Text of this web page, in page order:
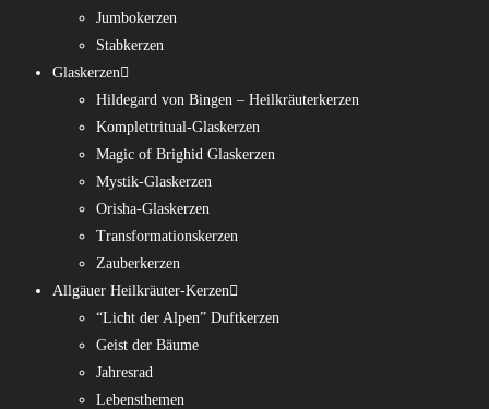
Jumbokerzen
Stabkerzen
Glaskerzen
Hildegard von Bingen – Heilkräuterkerzen
Komplettritual-Glaskerzen
Magic of Brighid Glaskerzen
Mystik-Glaskerzen
Orisha-Glaskerzen
Transformationskerzen
Zauberkerzen
Allgäuer Heilkräuter-Kerzen
“Licht der Alpen” Duftkerzen
Geist der Bäume
Jahresrad
Lebensthemen